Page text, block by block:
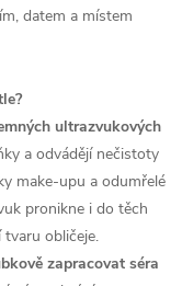
datem a místem
ultrazvukových
a odvádějí nečistoty
make-upu a odumřelé
pronikne i do těch
obličeje.
zapracovat séra